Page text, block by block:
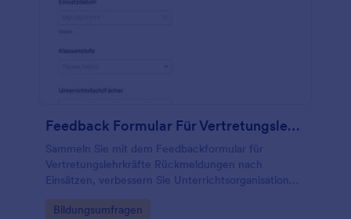
Feedback Formular Für Vertretungslehrkräfte
Sammeln Sie mit dem Feedbackformular für
Vertretungslehrkräfte Rückmeldungen nach
Einsätzen, verbessern Sie Unterrichtsorganisation
und Zusammenarbeit und bündeln Sie die
Datenerfassung in Jotform für Schulen und
Go to Category:
Bildungsumfragen